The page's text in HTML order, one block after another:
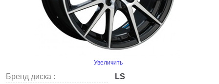
Увеличить
Бренд диска :
LS